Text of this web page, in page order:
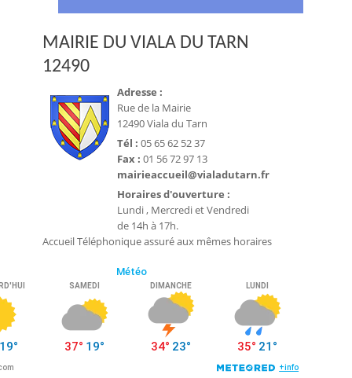
MAIRIE DU VIALA DU TARN
12490
Adresse :
Rue de la Mairie
12490 Viala du Tarn
Tél : 05 65 62 52 37
Fax : 01 56 72 97 13
mairieaccueil@vialadutarn.fr
Horaires d'ouverture :
Lundi , Mercredi et Vendredi
de 14h à 17h.
Accueil Téléphonique assuré aux mêmes horaires